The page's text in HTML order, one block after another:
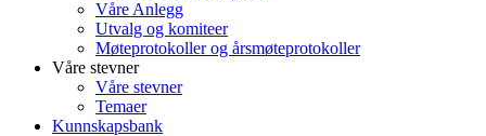
Våre Anlegg
Utvalg og komiteer
Møteprotokoller og årsmøteprotokoller
Våre stevner
Våre stevner
Temaer
Kunnskapsbank